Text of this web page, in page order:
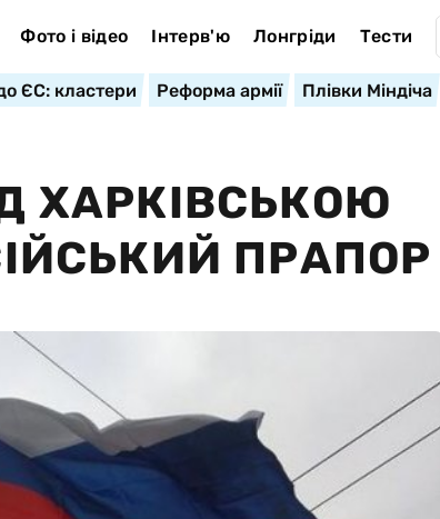
Фото і відео Інтерв'ю Лонгріди Тести
ЄС: кластери Реформа армії Плівки Міндіча
ХАРКІВСЬКОЮ
ПРАПОР